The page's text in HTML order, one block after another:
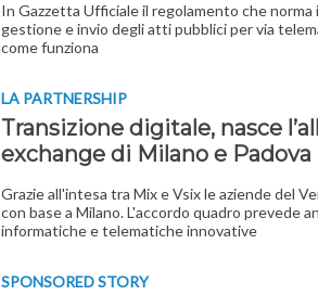
In Gazzetta Ufficiale il regolamento che
gestione e invio degli atti pubblici per via
come funziona
LA PARTNERSHIP
Transizione digitale, nasce
exchange di Milano e Padova
Grazie all'intesa tra Mix e Vsix le aziende del
con base a Milano. L'accordo quadro prevede
informatiche e telematiche innovative
SPONSORED STORY